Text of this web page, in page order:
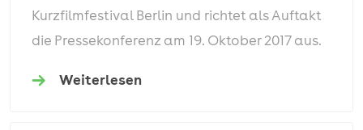
Kurzfilmfestival Berlin und richtet als Auftakt
die Pressekonferenz am 19. Oktober 2017 aus.
Weiterlesen